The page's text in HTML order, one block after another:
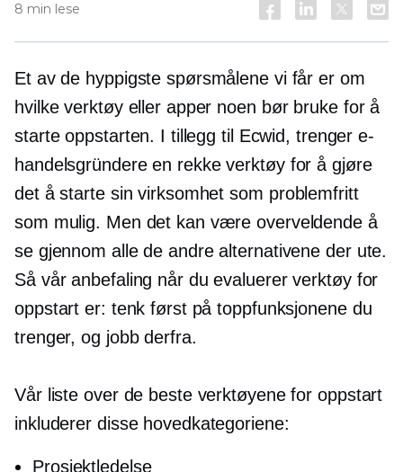
8 min lese
Et av de hyppigste spørsmålene vi får er om
hvilke verktøy eller apper noen bør bruke for å
starte oppstarten. I tillegg til Ecwid, trenger e-
handelsgründere en rekke verktøy for å gjøre
det å starte sin virksomhet som problemfritt
som mulig. Men det kan være overveldende å
se gjennom alle de andre alternativene der ute.
Så vår anbefaling når du evaluerer verktøy for
oppstart er: tenk først på toppfunksjonene du
trenger, og jobb derfra.
Vår liste over de beste verktøyene for oppstart
inkluderer disse hovedkategoriene:
Prosjektledelse